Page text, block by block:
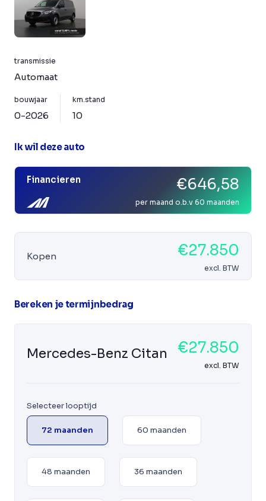
transmissie
Automaat
bouwjaar
0-2026
km.stand
10
Ik wil deze auto
Financieren €646,58
per maand o.b.v 60 maanden
Kopen €27.850
excl. BTW
Bereken je termijnbedrag
Mercedes-Benz Citan €27.850
excl. BTW
Selecteer looptijd
72 maanden 60 maanden
48 maanden 36 maanden